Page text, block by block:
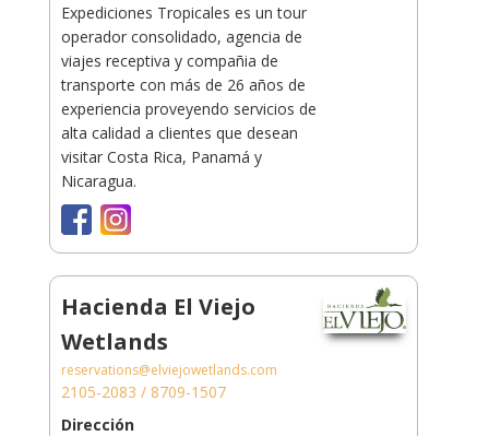
Expediciones Tropicales es un tour
operador consolidado, agencia de
viajes receptiva y compañia de
transporte con más de 26 años de
experiencia proveyendo servicios de
alta calidad a clientes que desean
visitar Costa Rica, Panamá y
Nicaragua.
Hacienda El Viejo
Wetlands
reservations@elviejowetlands.com
2105-2083 / 8709-1507
Dirección